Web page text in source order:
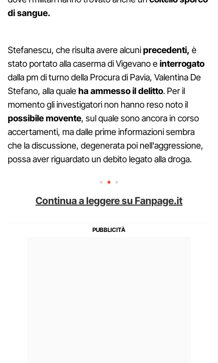
di sangue.
Stefanescu, che risulta avere alcuniprecedenti, è
stato portato alla caserma di Vigevano einterrogato
dalla pm di turno della Procura di Pavia, Valentina De
Stefano, alla qualeha ammesso il delitto. Per il
momento gli investigatori non hanno reso noto il
possibile movente, sul quale sono ancora in corso
accertamenti, ma dalle prime informazioni sembra
che la discussione, degenerata poi nell'aggressione,
possa aver riguardato un debito legato alla droga.
Continua a leggere su Fanpage.it